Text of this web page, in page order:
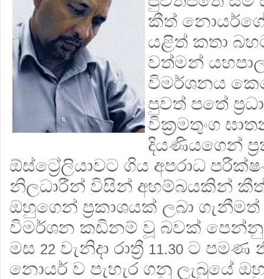
කීත් නොයර්ගේ
යළිත් කතා
වත්මන්
විමර්ශනය
පුවත් පතේ
වික්‍රමතුංග
දියණියගෙන්
ඕස්ට්‍රේලියාවට ගිය අපරාධ
නිලධාරීන් විසින් අහම්බයකින්
ඔහුගෙන් ප්‍රකාශයක් ලබා
විමර්ශන කඩිනම් වූ බවක්
මස 22 වැනිදා රාත්‍රී 11.30 ට පමණ
නොයර් ව පැහැර ගනු ලැබුයේ